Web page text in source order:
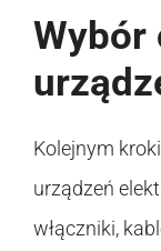
Wybór
Kolejnym
urządzeń
włączniki,